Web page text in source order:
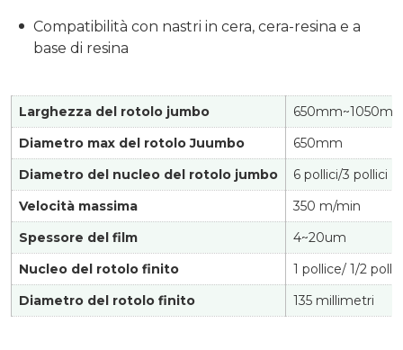
Compatibilità con nastri in cera, cera-resina e a
base di resina
Larghezza del rotolo jumbo
Diametro max del rotolo Juumbo
650mm
Diametro del nucleo del rotolo jumbo
6 pollici/3 pollici
Velocità massima
350 m/min
Spessore del film
4~20um
Nucleo del rotolo finito
1 pollice/ 1/2
Diametro del rotolo finito
135 millimetri